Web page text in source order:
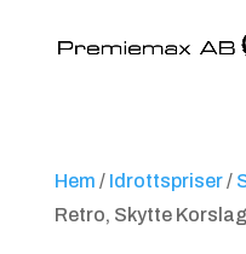
Hem / Idrottspriser/
Retro, Skytte